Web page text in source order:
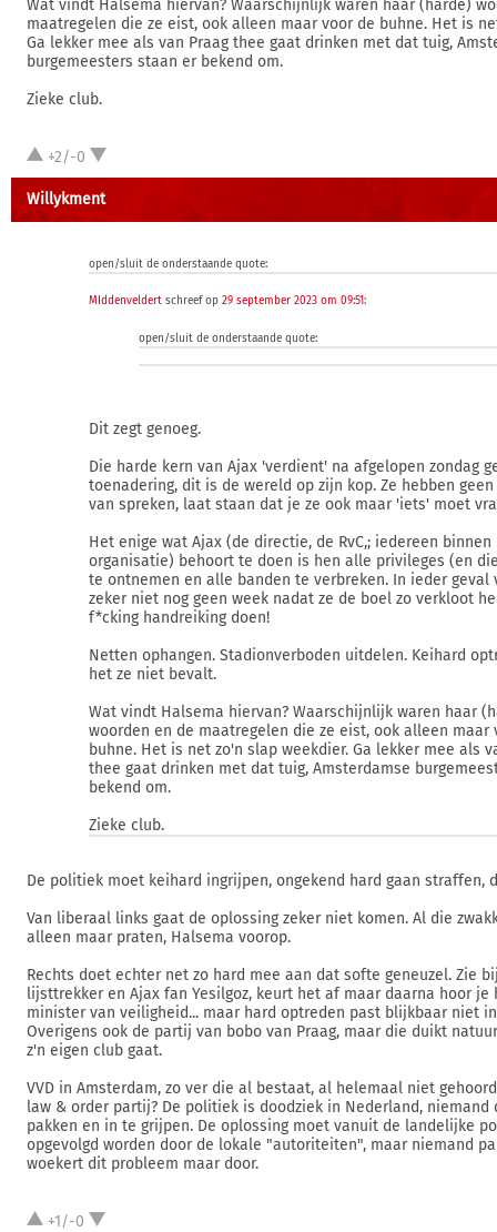
Wat vindt Halsema hiervan? Waarschijnlijk waren haar (harde)
maatregelen die ze eist, ook alleen maar voor de buhne. Het is
Ga lekker mee als van Praag thee gaat drinken met dat tuig,
burgemeesters staan er bekend om.
Zieke club.
+2/-0
Willykment
open/sluit de onderstaande quote:
MIddenveldert schreef op 29 september 2023 om 09:51:
open/sluit de onderstaande quote:
Dit zegt genoeg.
Die harde kern van Ajax 'verdient' na afgelopen zondag
toenadering, dit is de wereld op zijn kop. Ze hebben
van spreken, laat staan dat je ze ook maar 'iets' moet
Het enige wat Ajax (de directie, de RvC,; iedereen binnen
organisatie) behoort te doen is hen alle privileges (en
te ontnemen en alle banden te verbreken. In ieder geval
zeker niet nog geen week nadat ze de boel zo verkloot
f*cking handreiking doen!
Netten ophangen. Stadionverboden uitdelen. Keihard
het ze niet bevalt.
Wat vindt Halsema hiervan? Waarschijnlijk waren haar
woorden en de maatregelen die ze eist, ook alleen maar
buhne. Het is net zo'n slap weekdier. Ga lekker mee als
thee gaat drinken met dat tuig, Amsterdamse
bekend om.
Zieke club.
De politiek moet keihard ingrijpen, ongekend hard gaan straffen,
Van liberaal links gaat de oplossing zeker niet komen. Al die
alleen maar praten, Halsema voorop.
Rechts doet echter net zo hard mee aan dat softe geneuzel. Zie
lijsttrekker en Ajax fan Yesilgoz, keurt het af maar daarna hoor je
minister van veiligheid... maar hard optreden past blijkbaar niet
Overigens ook de partij van bobo van Praag, maar die duikt
z'n eigen club gaat.
VVD in Amsterdam, zo ver die al bestaat, al helemaal niet
law & order partij? De politiek is doodziek in Nederland,
pakken en in te grijpen. De oplossing moet vanuit de landelijke
opgevolgd worden door de lokale "autoriteiten", maar niemand
woekert dit probleem maar door.
+1/-0